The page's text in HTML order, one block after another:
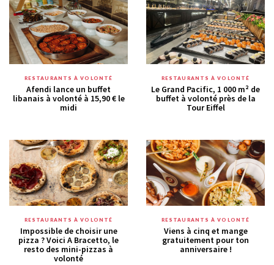
RESTAURANTS À VOLONTÉ
Afendi lance un buffet
libanais à volonté à 15,90 € le
midi
RESTAURANTS À VOLONTÉ
Le Grand Pacific, 1 000 m² de
buffet à volonté près de la
Tour Eiffel
RESTAURANTS À VOLONTÉ
Impossible de choisir une
pizza ? Voici A Bracetto, le
resto des mini-pizzas à
volonté
RESTAURANTS À VOLONTÉ
Viens à cinq et mange
gratuitement pour ton
anniversaire !